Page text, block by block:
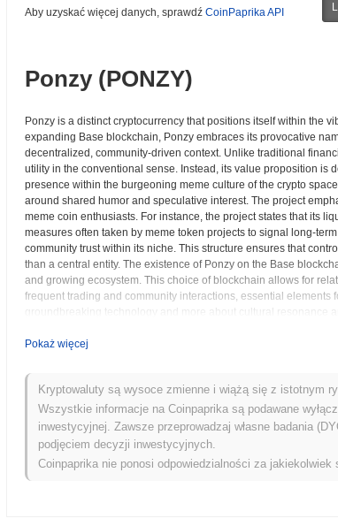
Aby uzyskać więcej danych, sprawdź CoinPaprika API
Ponzy (PONZY)
Ponzy is a distinct cryptocurrency that positions itself within the
expanding Base blockchain, Ponzy embraces its provocative
decentralized, community-driven context. Unlike traditional
utility in the conventional sense. Instead, its value proposition is
presence within the burgeoning meme culture of the crypto
around shared humor and speculative interest. The project
meme coin enthusiasts. For instance, the project states that its
measures often taken by meme token projects to signal long-
community trust within its niche. This structure ensures that
than a central entity. The existence of Ponzy on the Base
and growing ecosystem. This choice of blockchain allows for
frequent trading and community interactions, essential
groundbreaking technology and more about cultural resonance
Investors and enthusiasts drawn to Ponzy are typically those
tied to its ability to maintain community interest, generate social
fascinating intersection of internet culture, blockchain
community can drive the perceived value of a digital asset. The
paradigms, making it a notable entry in the evolving world of
Ponzy (PONZY) FAQ – Kluczowe
Pokaż więcej
Kryptowaluty są wysoce zmienne i wiążą się z istotnym
Wszystkie informacje na Coinpaprika są podawane
inwestycyjnej. Zawsze przeprowadzaj własne badania
podjęciem decyzji inwestycyjnych.
Coinpaprika nie ponosi odpowiedzialności za